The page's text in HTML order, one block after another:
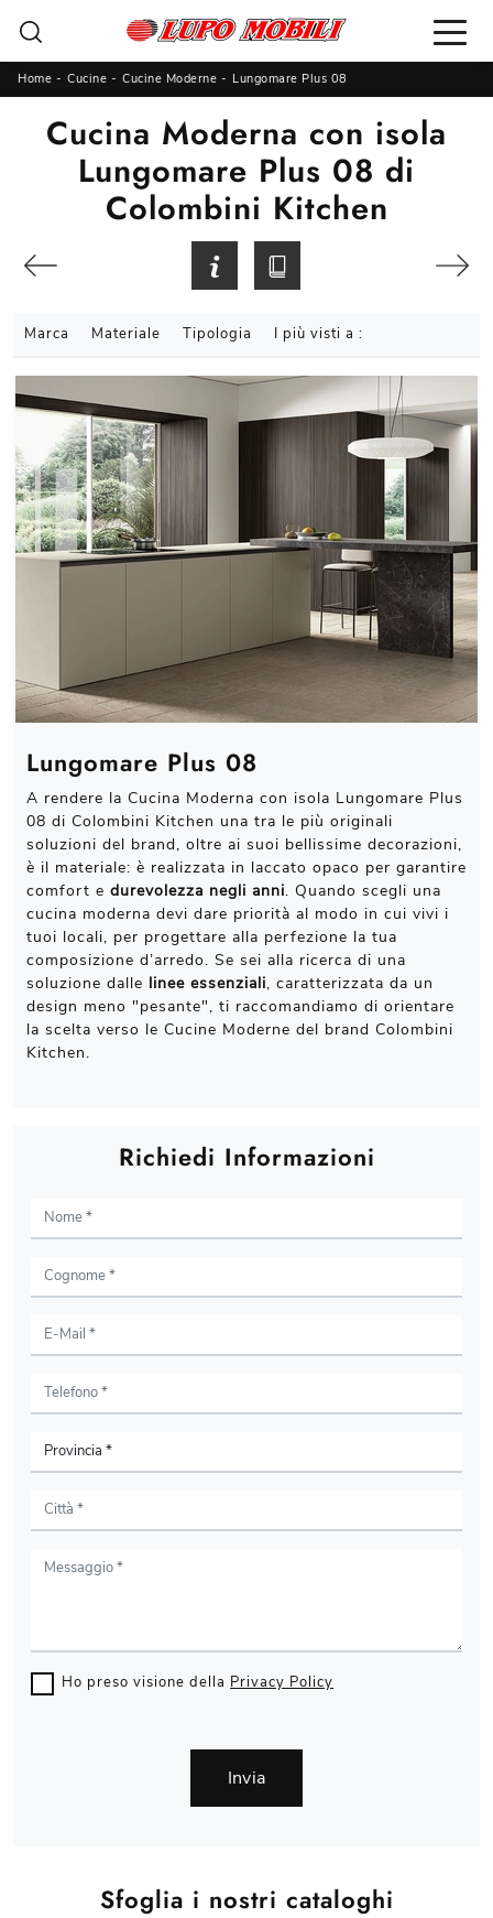
Home - Cucine - Cucine Moderne - Lungomare Plus 08
Cucina Moderna con isola
Lungomare Plus 08 di
Colombini Kitchen
Marca Materiale Tipologia I più visti a :
Lungomare Plus 08
A rendere la Cucina Moderna con isola Lungomare Plus
08 di Colombini Kitchen una tra le più originali
soluzioni del brand, oltre ai suoi bellissime decorazioni,
è il materiale: è realizzata in laccato opaco per garantire
comfort e durevolezza negli anni. Quando scegli una
cucina moderna devi dare priorità al modo in cui vivi i
tuoi locali, per progettare alla perfezione la tua
composizione d’arredo. Se sei alla ricerca di una
soluzione dalle linee essenziali, caratterizzata da un
design meno "pesante", ti raccomandiamo di orientare
la scelta verso le Cucine Moderne del brand Colombini
Kitchen.
Sfoglia i nostri cataloghi
Richiedi Informazioni
Ho preso visione della Privacy Policy
Invia